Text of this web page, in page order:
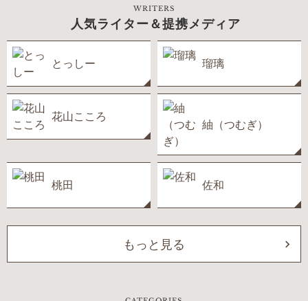
WRITERS
人気ライター＆提携メディア
とっしー 瑠璃
花山こころ
紬（つむぎ）
桃田 佐和
もっと見る